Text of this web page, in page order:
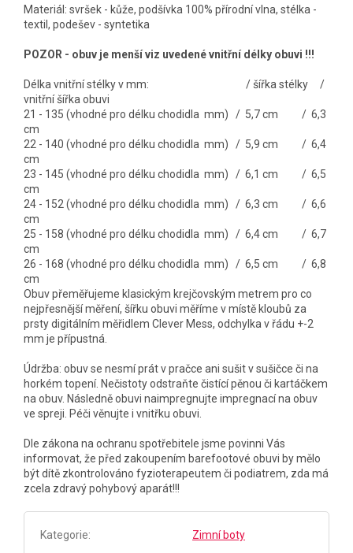
Materiál: svršek - kůže, podšívka 100% přírodní vlna, stélka -
textil, podešev - syntetika
POZOR - obuv je menší viz uvedené vnitřní délky obuvi !!!
Délka vnitřní stélky v mm: / šířka stélky /
vnitřní šířka obuvi
21 - 135 (vhodné pro délku chodidla mm) / 5,7 cm / 6,3
cm
22 - 140 (vhodné pro délku chodidla mm) / 5,9 cm / 6,4
cm
23 - 145 (vhodné pro délku chodidla mm) / 6,1 cm / 6,5
cm
24 - 152 (vhodné pro délku chodidla mm) / 6,3 cm / 6,6
cm
25 - 158 (vhodné pro délku chodidla mm) / 6,4 cm / 6,7
cm
26 - 168 (vhodné pro délku chodidla mm) / 6,5 cm / 6,8
cm
Obuv přeměřujeme klasickým krejčovským metrem pro co
nejpřesnější měření, šířku obuvi měříme v místě kloubů za
prsty digitálním měřidlem Clever Mess, odchylka v řádu +-2
mm je přípustná.
Údržba: obuv se nesmí prát v pračce ani sušit v sušičce či na
horkém topení. Nečistoty odstraňte čistící pěnou či kartáčkem
na obuv. Následně obuvi naimpregnujte impregnací na obuv
ve spreji. Péči věnujte i vnitřku obuvi.
Dle zákona na ochranu spotřebitele jsme povinni Vás
informovat, že před zakoupením barefootové obuvi by mělo
být dítě zkontrolováno fyzioterapeutem či podiatrem, zda má
zcela zdravý pohybový aparát!!!
Kategorie: Zimní boty